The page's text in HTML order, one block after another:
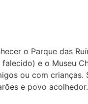
o Parque das
e o Museu
ou com
e povo acolhedor.